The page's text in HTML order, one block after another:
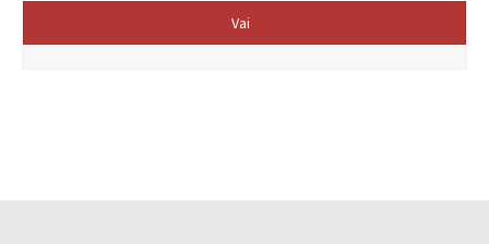
Vai